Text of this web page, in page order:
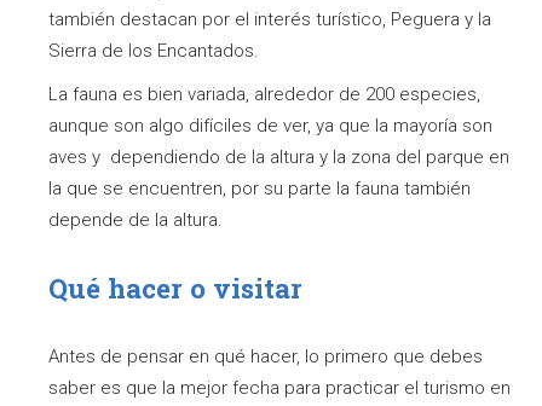
también destacan por el interés turístico, Peguera y la
Sierra de los Encantados.
La fauna es bien variada, alrededor de 200 especies,
aunque son algo difíciles de ver, ya que la mayoría son
aves y dependiendo de la altura y la zona del parque en
la que se encuentren, por su parte la fauna también
depende de la altura.
Qué hacer o visitar
Antes de pensar en qué hacer, lo primero que debes
saber es que la mejor fecha para practicar el turismo en